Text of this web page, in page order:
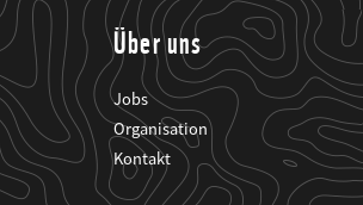
Über uns
Jobs
Organisation
Kontakt